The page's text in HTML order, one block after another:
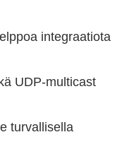
integraatiota
UDP-multicast
turvallisella